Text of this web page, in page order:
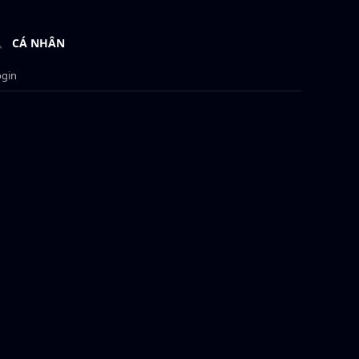
CÁ NHÂN